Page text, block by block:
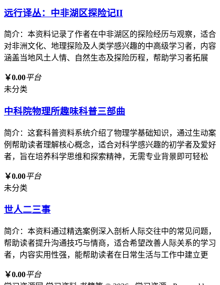
远行译丛：中非湖区探险记II
简介：本资料记录了作者在中非湖区的探险经历与观察，适合
对非洲文化、地理探险及人类学感兴趣的中高级学习者，内容
涵盖当地风土人情、自然生态及探险历程，帮助学习者拓展
￥0.00平台
未分类
中科院物理所趣味科普三部曲
简介：这套科普资料系统介绍了物理学基础知识，通过生动案
例帮助读者理解核心概念，适合对科学感兴趣的初学者及爱好
者，旨在培养科学思维和探索精神，无需专业背景即可轻松
￥0.00平台
未分类
世人二三事
简介：本资料通过精选案例深入剖析人际交往中的常见问题，
帮助读者提升沟通技巧与情商，适合希望改善人际关系的学习
者，内容实用性强，能帮助读者在日常生活与工作中建立更
￥0.00平台